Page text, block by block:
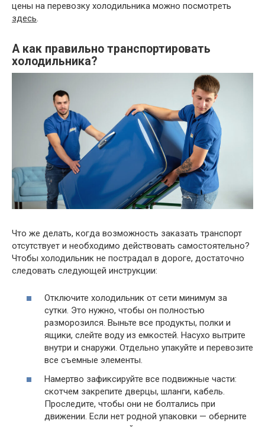
цены на перевозку холодильника можно посмотреть
здесь.
А как правильно транспортировать
холодильника?
Что же делать, когда возможность заказать транспорт
отсутствует и необходимо действовать самостоятельно?
Чтобы холодильник не пострадал в дороге, достаточно
следовать следующей инструкции:
Отключите холодильник от сети минимум за
сутки. Это нужно, чтобы он полностью
разморозился. Выньте все продукты, полки и
ящики, слейте воду из емкостей. Насухо вытрите
внутри и снаружи. Отдельно упакуйте и перевозите
все съемные элементы.
Намертво зафиксируйте все подвижные части:
скотчем закрепите дверцы, шланги, кабель.
Проследите, чтобы они не болтались при
движении. Если нет родной упаковки — оберните